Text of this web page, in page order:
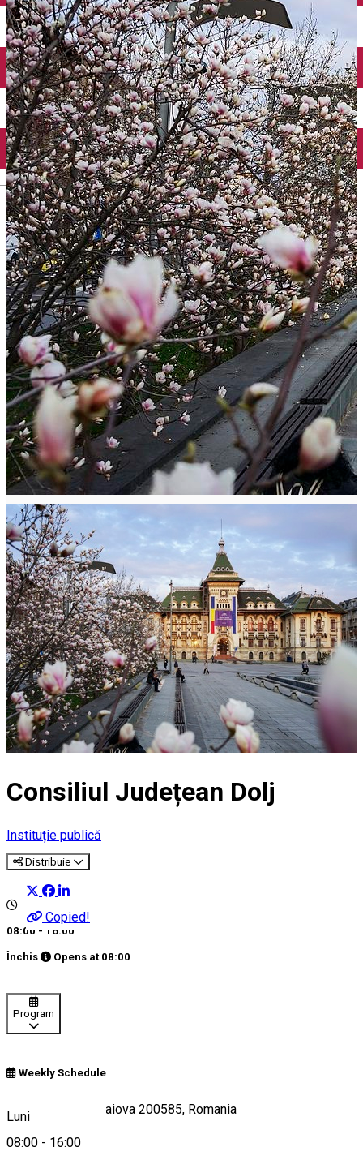
English
Închirieri auto
Închirieri biciclete
Taxi
Încărcare vehicule electrice
Consiliul Județean Dolj
Instituție publică
Distribuie
Copied!
08:00 - 16:00
Închis Opens at 08:00
Program
Weekly Schedule
Luni
08:00 - 16:00
Calea Unirii 19, Craiova 200585, Romania